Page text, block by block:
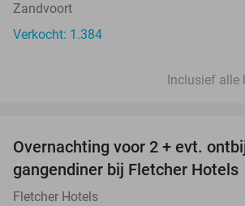
Zandvoort
Verkocht: 1.384
Inclusief alle
Overnachting voor 2 + evt.
gangendiner bij Fletcher Hotels
Fletcher Hotels